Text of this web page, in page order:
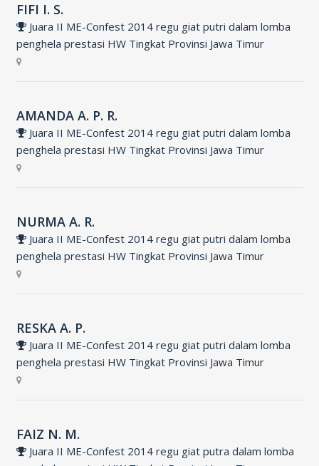
FIFI I. S.
Juara II ME-Confest 2014 regu giat putri dalam lomba
penghela prestasi HW Tingkat Provinsi Jawa Timur
AMANDA A. P. R.
Juara II ME-Confest 2014 regu giat putri dalam lomba
penghela prestasi HW Tingkat Provinsi Jawa Timur
NURMA A. R.
Juara II ME-Confest 2014 regu giat putri dalam lomba
penghela prestasi HW Tingkat Provinsi Jawa Timur
RESKA A. P.
Juara II ME-Confest 2014 regu giat putri dalam lomba
penghela prestasi HW Tingkat Provinsi Jawa Timur
FAIZ N. M.
Juara II ME-Confest 2014 regu giat putra dalam lomba